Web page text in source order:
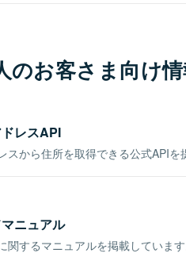
のお客さま向け
レスAPI
から住所を取得できる公式APIを
ニュアル
するマニュアルを掲載しています